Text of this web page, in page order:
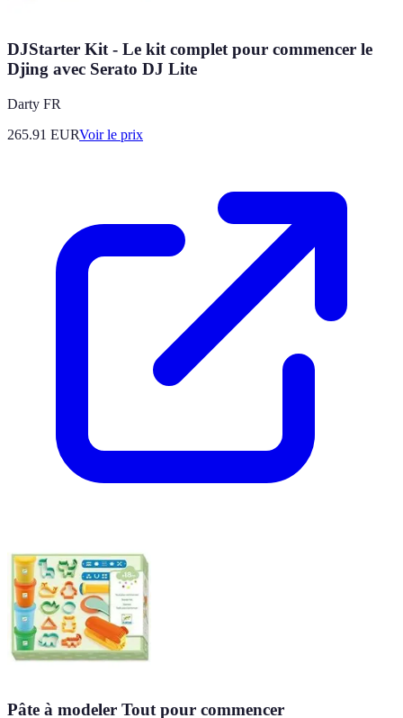
DJStarter Kit - Le kit complet pour commencer le
Djing avec Serato DJ Lite
Darty FR
265.91 EURVoir le prix
Pâte à modeler Tout pour commencer